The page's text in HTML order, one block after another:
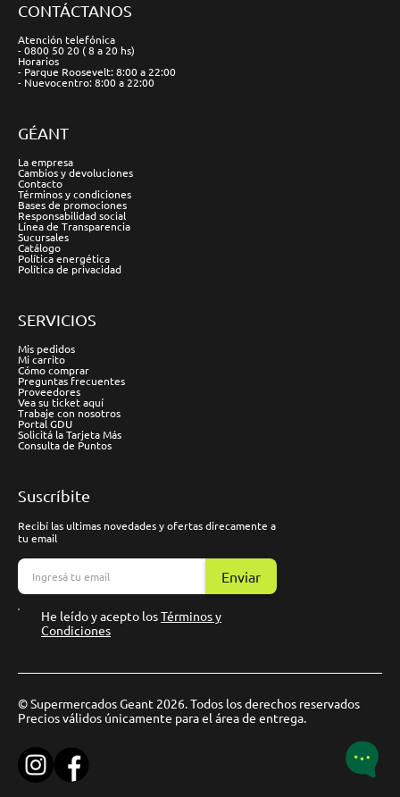
CONTÁCTANOS
Atención telefónica
- 0800 50 20 ( 8 a 20 hs)
Horarios
- Parque Roosevelt: 8:00 a 22:00
- Nuevocentro: 8:00 a 22:00
GÉANT
La empresa
Cambios y devoluciones
Contacto
Términos y condiciones
Bases de promociones
Responsabilidad social
Línea de Transparencia
Sucursales
Catálogo
Política energética
Política de privacidad
SERVICIOS
Mis pedidos
Mi carrito
Cómo comprar
Preguntas frecuentes
Proveedores
Vea su ticket aquí
Trabaje con nosotros
Portal GDU
Solicitá la Tarjeta Más
Consulta de Puntos
Suscríbite
Recibí las ultimas novedades y ofertas direcamente a
tu email
Enviar
He leído y acepto losTérminos y
Condiciones
© Supermercados Geant 2026. Todos los derechos reservados
Precios válidos únicamente para el área de entrega.